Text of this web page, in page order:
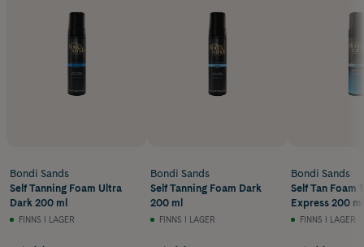
Bondi Sands
Self Tanning Foam Ultra
Dark 200 ml
FINNS I LAGER
Bondi Sands
Self Tanning Foam Dark
200 ml
FINNS I LAGER
Bondi Sands
Self Tan Foam
Express 200 ml
FINNS I LAGER